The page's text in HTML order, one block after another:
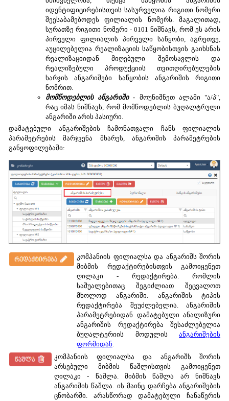
იდენტიფიცირებისთვის სასურველია რიგითი ნომერი
შეესაბამებოდეს ფილიალის ნომერს. მაგალითად,
სურათზე რიგითი ნომერი - 0101 ნიშნავს, რომ ეს არის
პირველი ფილიალის პირველი საწყობი, აგრეთვე,
აუცილებელია რეალიზაციის საწყობისთვის გაიხსნას
რეალიზაციიდან მიღებული შემოსავლის და
რეალიზებული პროდუქციის თვითღირებულების
ხარჯის ანგარიშები საწყობის ანგარიშის რიგითი
ნომრით.
მომწოდებლის ანგარიში - მოუნიშნეთ ალამი "ა/პ",
რაც იმას ნიშნავს, რომ მომწოდებლის ბუღალტრული
ანგარიში არის პასიური.
დამატებული ანგარიშების ჩამონათვალი ჩანს ფილიალის
პარამეტრების მარჯვენა მხარეს, ანგარიშის პარამეტრების
განყოფილებაში:
კომპანიის ფილიალსა და ანგარიშს შორის
მიბმის რედაქტირებისთვის გამოიყენეთ
ღილაკი - რედაქტირება. რომლის
საშუალებითაც შეგიძლიათ შეცვალოთ
მხოლოდ ანგარიში. ანგარიშის ტიპის
რედაქტირება შეუძლებელია. ანგარიშის
პარამეტრებიდან დამატებული ანალიზური
ანგარიშის რედაქტირება შესაძლებელია
ბუღალტერიის მოდულის ანგარიშების
ფორმიდან.
კომპანიის ფილიალსა და ანგარიშს შორის
არსებული მიბმის წაშლისთვის გამოიყენეთ
ღილაკი - წაშლა. მიბმის წაშლა არ ნიშნავს
ანგარიშის წაშლა. ის მაინც დარჩება ანგარიშების
ცნობარში. არასწორად დამატებული ჩანაწერის